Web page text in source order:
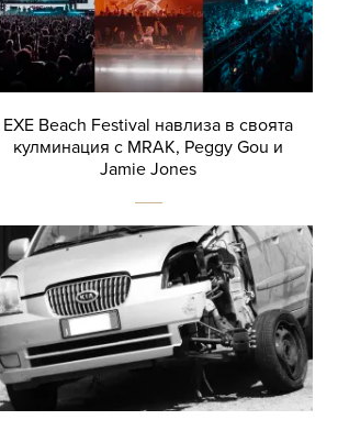
EXE Beach Festival навлиза в своята
кулминация с MRAK, Peggy Gou и
Jamie Jones